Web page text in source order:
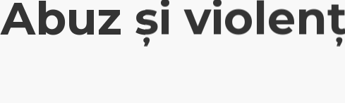
Abuz și